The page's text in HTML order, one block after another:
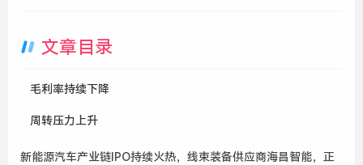
文章目录
毛利率持续下降
周转压力上升
新能源汽车产业链IPO持续火热，线束装备供应商海昌智能，正